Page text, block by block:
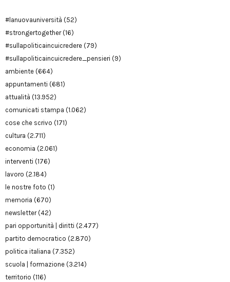
#lanuovauniversità (52)
#strongertogether(16)
#sullapoliticaincuicredere (79)
#sullapoliticaincuicredere_pensieri (9)
ambiente (664)
appuntamenti (681)
attualità (13.952)
comunicati stampa (1.062)
cose che scrivo (171)
cultura (2.711)
economia (2.061)
interventi (176)
lavoro (2.184)
le nostre foto (1)
memoria (670)
newsletter(42)
pari opportunità | diritti (2.477)
partito democratico (2.870)
politica italiana (7.352)
scuola | formazione (3.214)
territorio (116)